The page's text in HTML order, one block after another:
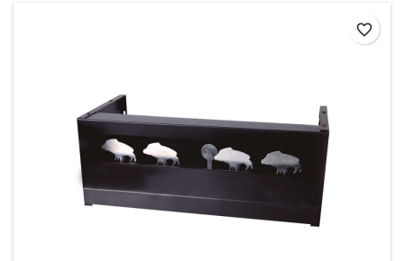
favorite_border